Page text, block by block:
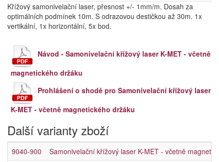
Křížový samonivelační laser, přesnost +/- 1mm/m. Dosah za
optimálních podmínek 10m. S odrazovou destičkou až 30m. 1x
vertikální, 1x horizontální, 5x bod.
Návod - Samonivelační křížový laser K-MET - včetně
magnetického držáku
Prohlášení o shodě pro Samonivelační křížový laser
K-MET - včetně magnetického držáku
Další varianty zboží
9040-900 Samonivelační křížový laser K-MET - včetně